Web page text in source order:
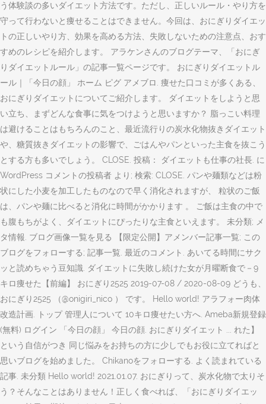
う体験談の多いダイエット方法です。ただし、正しいルール・やり方を
守って行わないと痩せることはできません。今回は、おにぎりダイエッ
トの正しいやり方、効果を高める方法、失敗しないための注意点、おす
すめのレシピを紹介します。 アラケンさんのブログテーマ、「おにぎ
りダイエットルール」の記事一覧ページです。 おにぎりダイエットル
ール｜「今日の顔」 ホーム ピグ アメブロ. 痩せた口コミが多くある、
おにぎりダイエットについてご紹介します。 ダイエットをしようと思
い立ち、まずどんな食事に気をつけようと思いますか？ 脂っこい料理
は避けることはもちろんのこと、最近流行りの炭水化物抜きダイエット
や、糖質抜きダイエットの影響で、ごはんやパンといった主食を抜こう
とする方も多いでしょう。 CLOSE. 投稿： ダイエットも仕事の社長. に
WordPress コメントの投稿者 より; 検索: CLOSE. パンや麺類などは粉
状にした小麦を加工したものなので早く消化されますが、 粒状のご飯
は、パンや麺に比べると消化に時間がかかります 。 ご飯は主食の中で
も腹もちがよく、ダイエットにぴったりな主食といえます。 未分類; メ
タ情報. ブログ画像一覧を見る 【限定公開】アメンバー記事一覧; この
ブログをフォローする; 記事一覧. 最近のコメント. あいてる時間にサク
ッと読めちゃう豆知識. ダイエットに失敗し続けた女が月曜断食で－9
キロ痩せた【前編】 おにぎり2525 2019-07-08 / 2020-08-09 どうも、
おにぎり2525 （@onigiri_nico ） です。 Hello world! アラフォー肉体
改造計画. トップ 管理人について 10キロ痩せたい方へ. Ameba新規登録
(無料) ログイン 「今日の顔」 今日の顔. おにぎりダイエット ... れた】
という自信がつき 同じ悩みをお持ちの方に少しでもお役に立てればと
思いブログを始めました。 Chikanoをフォローする. よく読まれている
記事. 未分類 Hello world! 2021.01.07. おにぎりって、炭水化物で太りそ
う？そんなことはありません！正しく食べれば、「おにぎりダイエッ